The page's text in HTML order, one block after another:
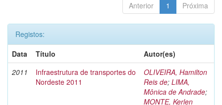
Anterior 1 Próxima
Registos:
Data
Título
Autor(es)
2011
Infraestrutura de transportes do
Nordeste 2011
OLIVEIRA, Hamilton
Reis de; LIMA,
Mônica de Andrade;
MONTE, Kerlen